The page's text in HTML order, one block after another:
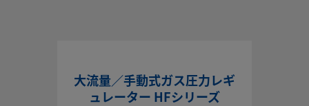
大流量／手動式ガス圧力レギ
ュレーター HFシリーズ